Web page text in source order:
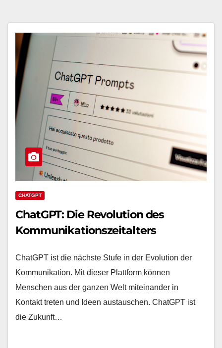
CHATGPT
ChatGPT: Die Revolution des
Kommunikationszeitalters
ChatGPT ist die nächste Stufe in der Evolution der
Kommunikation. Mit dieser Plattform können
Menschen aus der ganzen Welt miteinander in
Kontakt treten und Ideen austauschen. ChatGPT ist
die Zukunft…